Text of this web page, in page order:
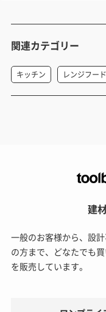
関連カテゴリー
キッチン レンジフード
建
一般のお客様から、設
の方まで、どなたでも
を販売しています。